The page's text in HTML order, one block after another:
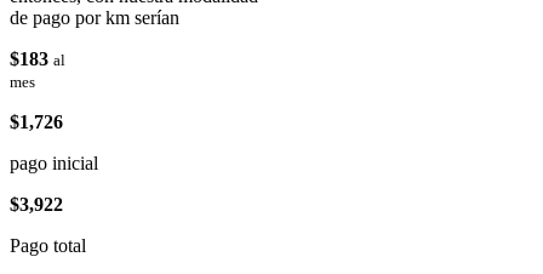
de pago por km serían
$183 al
mes
$1,726
pago inicial
$3,922
Pago total